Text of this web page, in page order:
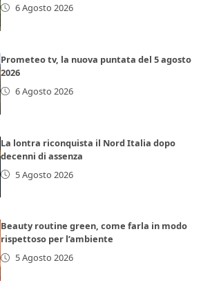
6 Agosto 2026
Prometeo tv, la nuova puntata del 5 agosto
2026
6 Agosto 2026
La lontra riconquista il Nord Italia dopo
decenni di assenza
5 Agosto 2026
Beauty routine green, come farla in modo
rispettoso per l’ambiente
5 Agosto 2026